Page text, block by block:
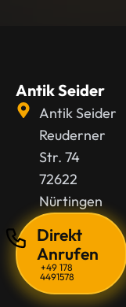
Antik Seider
Antik Seider
Reuderner
Str. 74
72622
Nürtingen
Direkt
Anrufen
+49 178
4491578